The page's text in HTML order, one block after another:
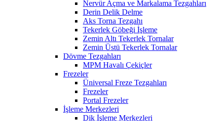
Nervür Açma ve Markalama Tezgahları
Derin Delik Delme
Aks Torna Tezgahı
Tekerlek Göbeği İşleme
Zemin Altı Tekerlek Tornalar
Zemin Üstü Tekerlek Tornalar
Dövme Tezgahları
MPM Havalı Çekiçler
Frezeler
Üniversal Freze Tezgahları
Frezeler
Portal Frezeler
İşleme Merkezleri
Dik İşleme Merkezleri